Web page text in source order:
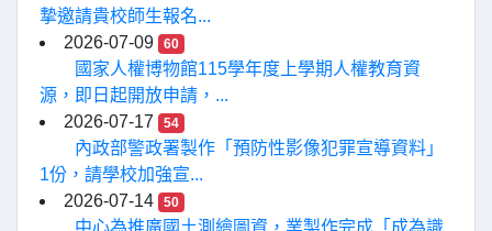
摯邀請貴校師生報名...
2026-07-09
60
國家人權博物館115學年度上學期人權教育資
源，即日起開放申請，...
2026-07-17
54
內政部警政署製作「預防性影像犯罪宣導資料」
1份，請學校加強宣...
2026-07-14
50
中心為推廣國土測繪圖資，業製作完成「成為識